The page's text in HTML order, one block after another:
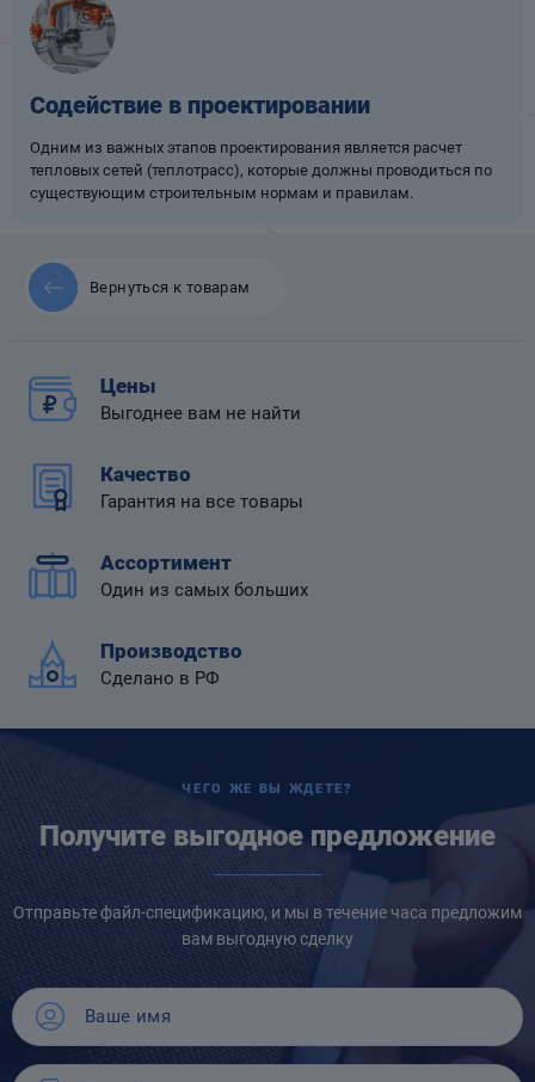
Содействие в проектировании
Одним из важных этапов проектирования является расчет
тепловых сетей (теплотрасс), которые должны проводиться по
существующим строительным нормам и правилам.
Вернуться к товарам
Цены
Выгоднее вам не найти
Качество
Гарантия на все товары
Ассортимент
Один из самых больших
Производство
Сделано в РФ
ЧЕГО ЖЕ ВЫ ЖДЕТЕ?
Получите выгодное предложение
Отправьте файл-спецификацию, и мы в течение часа предложим
вам выгодную сделку